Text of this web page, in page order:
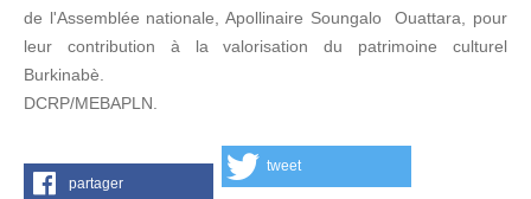
de l'Assemblée nationale, Apollinaire Soungalo Ouattara, pour
leur contribution à la valorisation du patrimoine culturel
Burkinabè.
DCRP/MEBAPLN.
partager
tweet